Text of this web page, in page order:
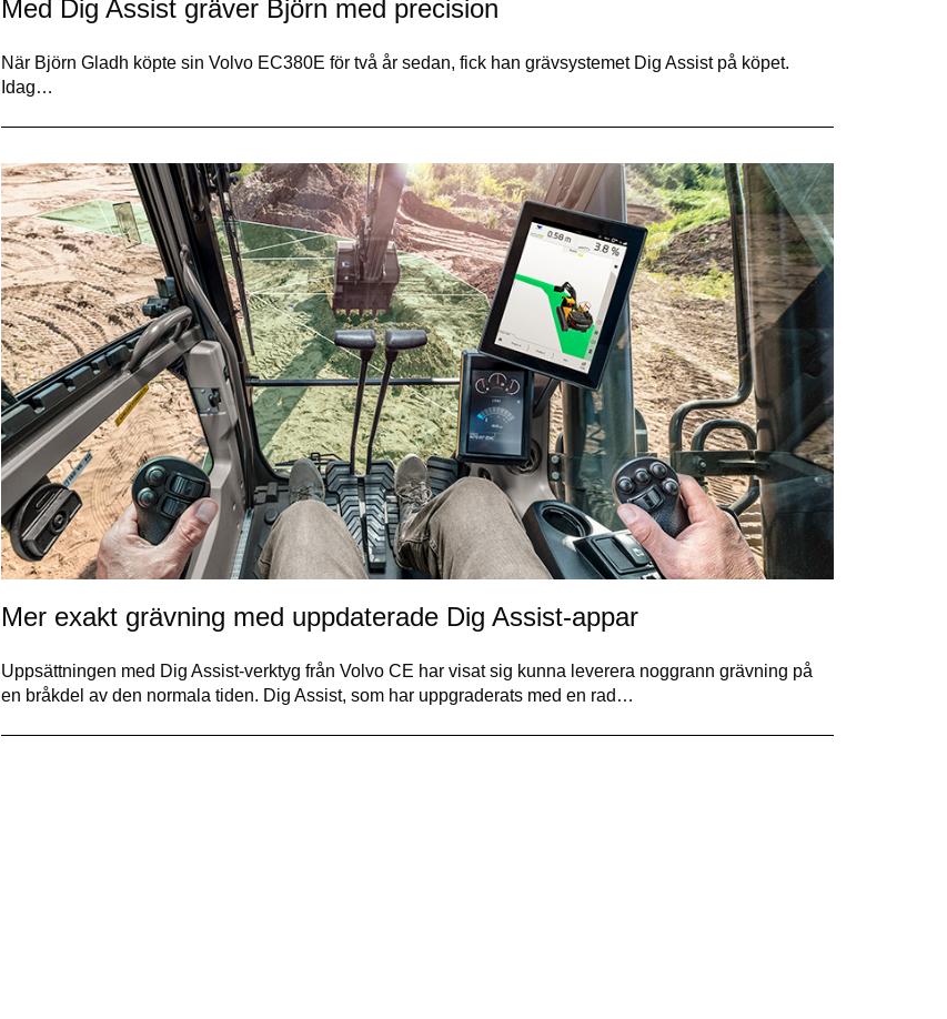
Med Dig Assist gräver Björn med precision
När Björn Gladh köpte sin Volvo EC380E för två år sedan, fick han grävsystemet Dig Assist på köpet.
Idag…
Mer exakt grävning med uppdaterade Dig Assist-appar
Uppsättningen med Dig Assist-verktyg från Volvo CE har visat sig kunna leverera noggrann grävning på
en bråkdel av den normala tiden. Dig Assist, som har uppgraderats med en rad…